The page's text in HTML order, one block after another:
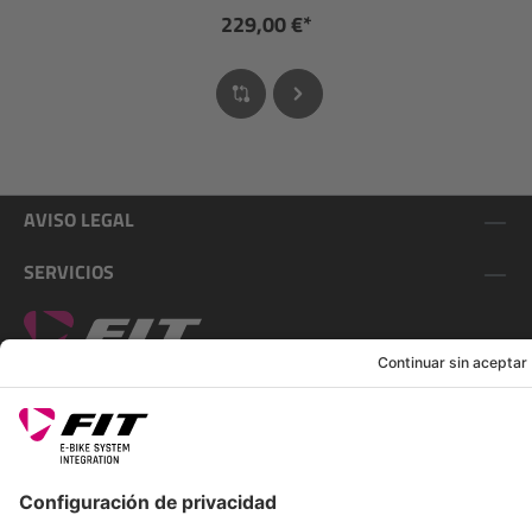
229,00 €*
AVISO LEGAL
SERVICIOS